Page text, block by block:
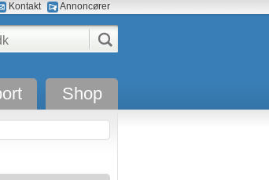
Kontakt Annoncører
Shop